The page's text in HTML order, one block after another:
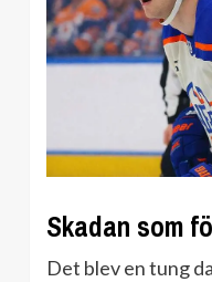
Skadan som
Det blev en tung